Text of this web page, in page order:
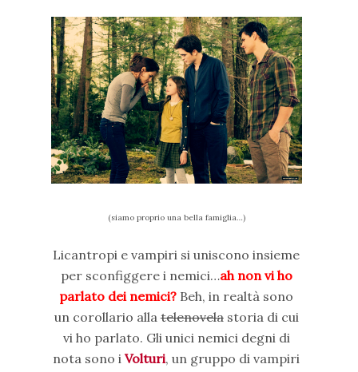
(siamo proprio una bella famiglia…)
Licantropi e vampiri si uniscono insieme
per sconfiggere i nemici…ah non vi ho
parlato dei nemici? Beh, in realtà sono
un corollario allatelenovelastoria di cui
vi ho parlato. Gli unici nemici degni di
nota sono iVolturi, un gruppo di vampiri